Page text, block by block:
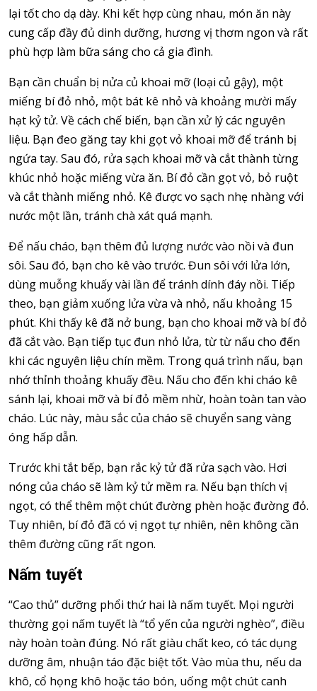
lại tốt cho dạ dày. Khi kết hợp cùng nhau, món ăn này
cung cấp đầy đủ dinh dưỡng, hương vị thơm ngon và rất
phù hợp làm bữa sáng cho cả gia đình.
Bạn cần chuẩn bị nửa củ khoai mỡ (loại củ gậy), một
miếng bí đỏ nhỏ, một bát kê nhỏ và khoảng mười mấy
hạt kỷ tử. Về cách chế biến, bạn cần xử lý các nguyên
liệu. Bạn đeo găng tay khi gọt vỏ khoai mỡ để tránh bị
ngứa tay. Sau đó, rửa sạch khoai mỡ và cắt thành từng
khúc nhỏ hoặc miếng vừa ăn. Bí đỏ cần gọt vỏ, bỏ ruột
và cắt thành miếng nhỏ. Kê được vo sạch nhẹ nhàng với
nước một lần, tránh chà xát quá mạnh.
Để nấu cháo, bạn thêm đủ lượng nước vào nồi và đun
sôi. Sau đó, bạn cho kê vào trước. Đun sôi với lửa lớn,
dùng muỗng khuấy vài lần để tránh dính đáy nồi. Tiếp
theo, bạn giảm xuống lửa vừa và nhỏ, nấu khoảng 15
phút. Khi thấy kê đã nở bung, bạn cho khoai mỡ và bí đỏ
đã cắt vào. Bạn tiếp tục đun nhỏ lửa, từ từ nấu cho đến
khi các nguyên liệu chín mềm. Trong quá trình nấu, bạn
nhớ thỉnh thoảng khuấy đều. Nấu cho đến khi cháo kê
sánh lại, khoai mỡ và bí đỏ mềm nhừ, hoàn toàn tan vào
cháo. Lúc này, màu sắc của cháo sẽ chuyển sang vàng
óng hấp dẫn.
Trước khi tắt bếp, bạn rắc kỷ tử đã rửa sạch vào. Hơi
nóng của cháo sẽ làm kỷ tử mềm ra. Nếu bạn thích vị
ngọt, có thể thêm một chút đường phèn hoặc đường đỏ.
Tuy nhiên, bí đỏ đã có vị ngọt tự nhiên, nên không cần
thêm đường cũng rất ngon.
Nấm tuyết
“Cao thủ” dưỡng phổi thứ hai là nấm tuyết. Mọi người
thường gọi nấm tuyết là “tổ yến của người nghèo”, điều
này hoàn toàn đúng. Nó rất giàu chất keo, có tác dụng
dưỡng âm, nhuận táo đặc biệt tốt. Vào mùa thu, nếu da
khô, cổ họng khô hoặc táo bón, uống một chút canh